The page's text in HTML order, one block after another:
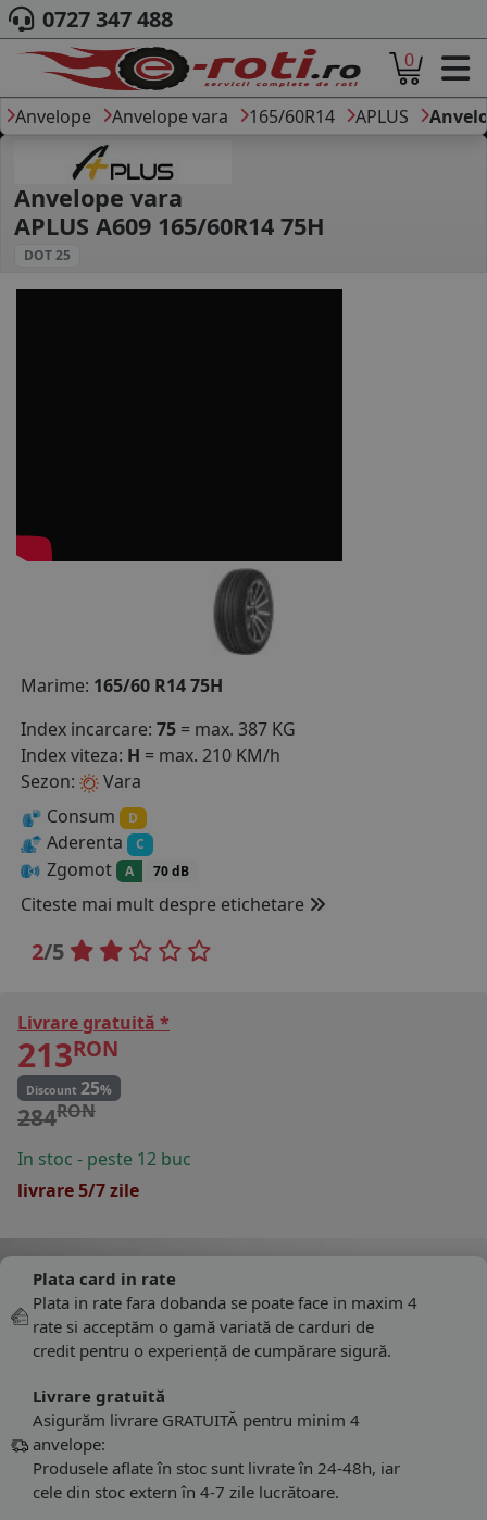
ACASA
DESPRE NOI
ANVELOPE
CAMION
MOTO
DIMENSIUNI
0727 347 488
0
Anvelope Anvelope vara 165/60R14 APLUS
Anvelope vara
APLUS A609 165/60R14 75H
DOT 25
Marime: 165/60 R14 75H
Index incarcare: 75 = max. 387 KG
Index viteza: H = max. 210 KM/h
Sezon:
Vara
Consum
D
Aderenta C
Zgomot A 70 dB
Citeste mai mult despre etichetare
2/5
Livrare gratuită *
213RON
Discount 25%
284RON
In stoc - peste 12 buc
livrare 5/7 zile
Plata card in rate
Plata in rate fara dobanda se poate face in maxim 4
rate si acceptăm o gamă variată de carduri de
credit pentru o experiență de cumpărare sigură.
Livrare gratuită
Asigurăm livrare GRATUITĂ pentru minim 4
anvelope:
Produsele aflate în stoc sunt livrate în 24-48h, iar
cele din stoc extern în 4-7 zile lucrătoare.